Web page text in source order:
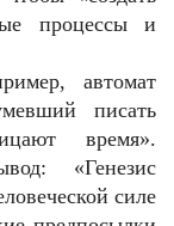
процессы и
автомат
писать
время».
«Генезис
силе